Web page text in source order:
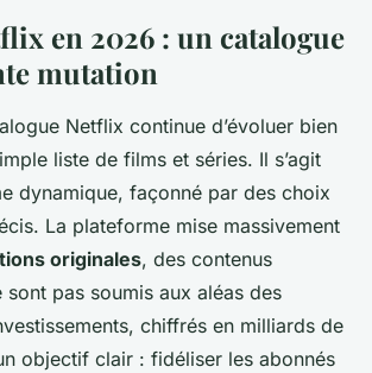
en 2026 : un catalogue
mutation
Netflix continue d’évoluer bien
liste de films et séries. Il s’agit
dynamique, façonné par des choix
La plateforme mise massivement
originales, des contenus
pas soumis aux aléas des
chiffrés en milliards de
objectif clair : fidéliser les abonnés